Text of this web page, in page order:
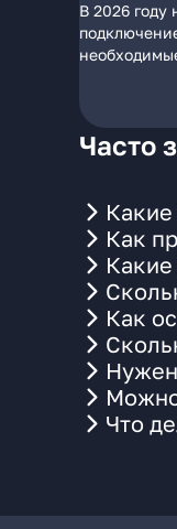
В 2026 году
Часто
Как
Как
Что